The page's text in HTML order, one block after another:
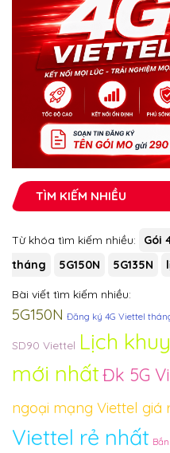
TÌM KIẾM NHIỀU
Từ khóa tìm kiếm nhiều: Gói
tháng
5G150N 5G135N
Bài viết tìm kiếm nhiều:
5G150N Đăng ký 4G Viettel
SD90 Viettel Lịch
mới nhấtĐk 5G
ngoại mạng Viettel giá
Viettel rẻ nhất